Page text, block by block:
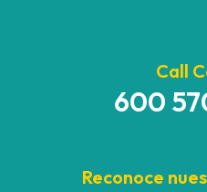
Call
600
Reconoce